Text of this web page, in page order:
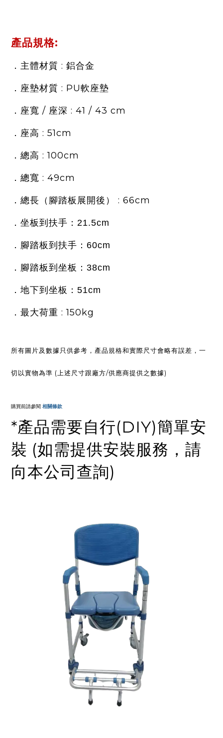
產品規格:
．主體材質 : 鋁合金
．座墊材質 : PU軟座墊
．座寬 / 座深 : 41 / 43 cm
．座高 : 51cm
．總高 : 100cm
．總寬 : 49cm
． 總長（ 腳踏板展開後） : 66cm
．坐板到扶手：21.5cm
．腳踏板到扶手：60cm
．腳踏板到 坐板 ：38cm
．地下到 坐板 ：51cm
．最大荷重 : 150kg
所有圖片及數據只供參考，產品規格和實際尺寸會略有誤差，一
切以實物為準 (上述尺寸跟廠方/供應商提供之數據)
購買前請參閱 相關條款
*產品需要自行(DIY)簡單安
裝 (如需提供安裝服務，請
向本公司查詢)